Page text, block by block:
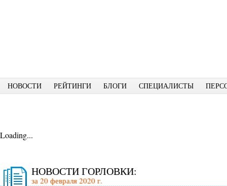
НОВОСТИ РЕЙТИНГИ БЛОГИ СПЕЦИАЛИСТЫ
Loading...
НОВОСТИ ГОРЛОВКИ:
за 20 февраля 2020 г.